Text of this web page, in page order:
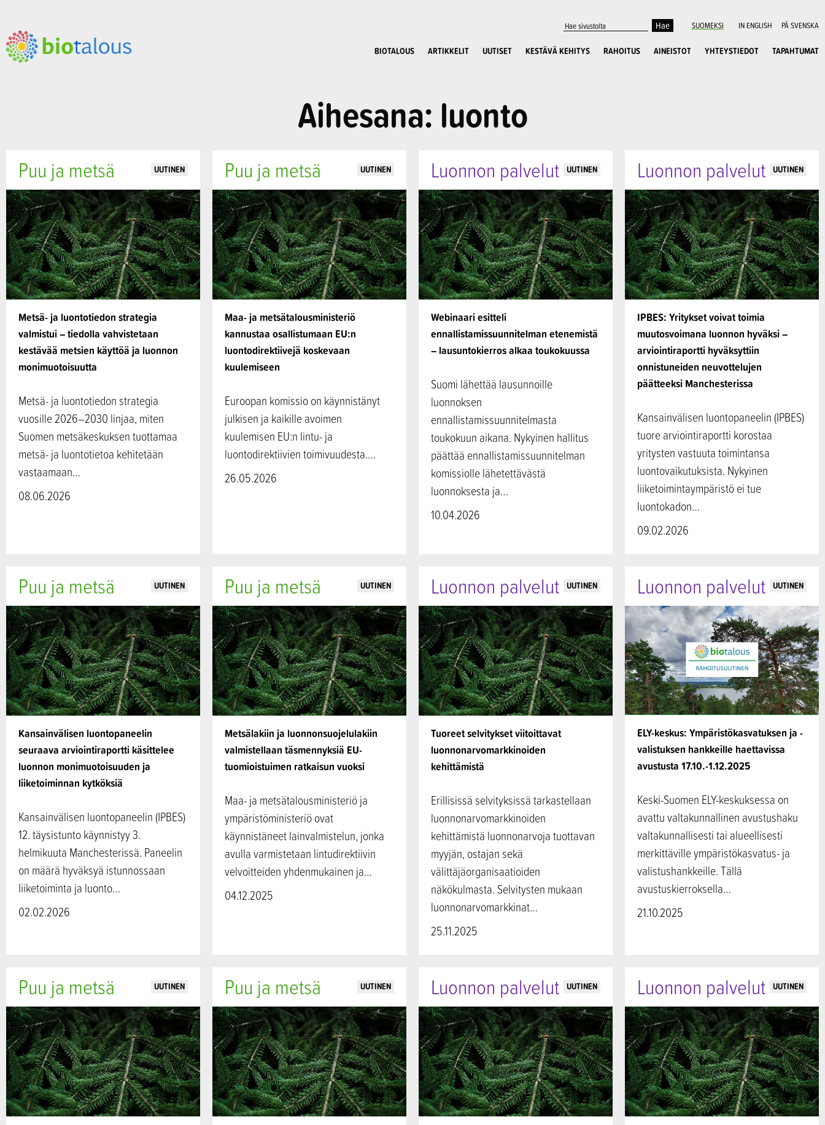
SUOMEKSI IN ENGLISH PÅ SVENSKA
BIOTALOUS ARTIKKELIT UUTISET KESTÄVÄ KEHITYS RAHOITUS AINEISTOT YHTEYSTIEDOT TAPAHTUMAT
Aihesana: luonto
Metsä- ja luontotiedon strategia
valmistui – tiedolla vahvistetaan
kestävää metsien käyttöä ja luonnon
monimuotoisuutta
Puu ja metsä UUTINEN
Metsä- ja luontotiedon strategia
vuosille 2026–2030 linjaa, miten
Suomen metsäkeskuksen tuottamaa
metsä- ja luontotietoa kehitetään
vastaamaan…
08.06.2026
Maa- ja metsätalousministeriö
kannustaa osallistumaan EU:n
luontodirektiivejä koskevaan
kuulemiseen
Puu ja metsä UUTINEN
Euroopan komissio on käynnistänyt
julkisen ja kaikille avoimen
kuulemisen EU:n lintu- ja
luontodirektiivien toimivuudesta.…
26.05.2026
Webinaari esitteli
ennallistamissuunnitelman etenemistä
– lausuntokierros alkaa toukokuussa
Luonnon palvelut UUTINEN
Suomi lähettää lausunnoille
luonnoksen
ennallistamissuunnitelmasta
toukokuun aikana. Nykyinen hallitus
päättää ennallistamissuunnitelman
komissiolle lähetettävästä
luonnoksesta ja…
10.04.2026
IPBES: Yritykset voivat toimia
muutosvoimana luonnon hyväksi –
arviointiraportti hyväksyttiin
onnistuneiden neuvottelujen
päätteeksi Manchesterissa
Luonnon palvelut UUTINEN
Kansainvälisen luontopaneelin (IPBES)
tuore arviointiraportti korostaa
yritysten vastuuta toimintansa
luontovaikutuksista. Nykyinen
liiketoimintaympäristö ei tue
luontokadon…
09.02.2026
Kansainvälisen luontopaneelin
seuraava arviointiraportti käsittelee
luonnon monimuotoisuuden ja
liiketoiminnan kytköksiä
Puu ja metsä UUTINEN
Kansainvälisen luontopaneelin (IPBES)
12. täysistunto käynnistyy 3.
helmikuuta Manchesterissä. Paneelin
on määrä hyväksyä istunnossaan
liiketoiminta ja luonto…
02.02.2026
Metsälakiin ja luonnonsuojelulakiin
valmistellaan täsmennyksiä EU-
tuomioistuimen ratkaisun vuoksi
Puu ja metsä UUTINEN
Maa- ja metsätalousministeriö ja
ympäristöministeriö ovat
käynnistäneet lainvalmistelun, jonka
avulla varmistetaan lintudirektiivin
velvoitteiden yhdenmukainen ja…
04.12.2025
Tuoreet selvitykset viitoittavat
luonnonarvomarkkinoiden
kehittämistä
Luonnon palvelut UUTINEN
Erillisissä selvityksissä tarkastellaan
luonnonarvomarkkinoiden
kehittämistä luonnonarvoja tuottavan
myyjän, ostajan sekä
välittäjäorganisaatioiden
näkökulmasta. Selvitysten mukaan
luonnonarvomarkkinat…
25.11.2025
ELY-keskus: Ympäristökasvatuksen ja -
valistuksen hankkeille haettavissa
avustusta 17.10.-1.12.2025
Luonnon palvelut UUTINEN
Keski-Suomen ELY-keskuksessa on
avattu valtakunnallinen avustushaku
valtakunnallisesti tai alueellisesti
merkittäville ympäristökasvatus- ja
valistushankkeille. Tällä
avustuskierroksella…
21.10.2025
Puu ja metsä UUTINEN Puu ja metsä UUTINEN Luonnon palvelut UUTINEN Luonnon palvelut UUTINEN